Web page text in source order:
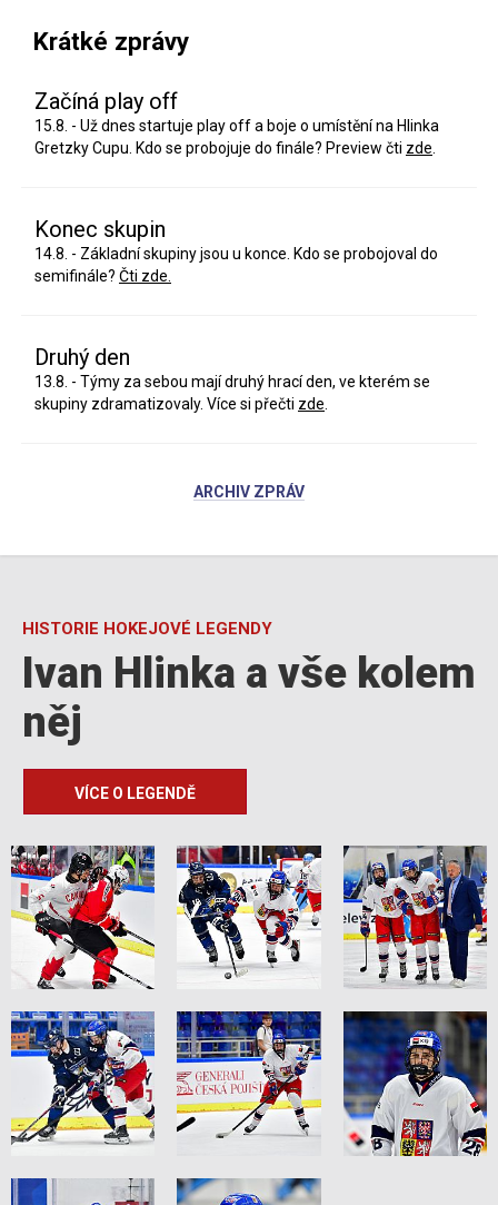
Krátké zprávy
Začíná play off
15.8. - Už dnes startuje play off a boje o umístění na Hlinka
Gretzky Cupu. Kdo se probojuje do finále? Preview čti zde
Konec skupin
14.8. - Základní skupiny jsou u konce. Kdo se probojoval do
semifinále? Čti zde.
Druhý den
13.8. - Týmy za sebou mají druhý hrací den, ve kterém se
skupiny zdramatizovaly. Více si přečti zde
ARCHIV ZPRÁV
HISTORIE HOKEJOVÉ LEGENDY
Ivan Hlinka a vše kolem
něj
VÍCE O LEGENDĚ